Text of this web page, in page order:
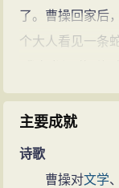
了。曹操回家后
个大人看见一条
“我在龙潭碰到
众人询问，曹操
行刺张让
曹操曾私入中
觉，派人追捕，
主要成就
诗歌
曹操对文学、